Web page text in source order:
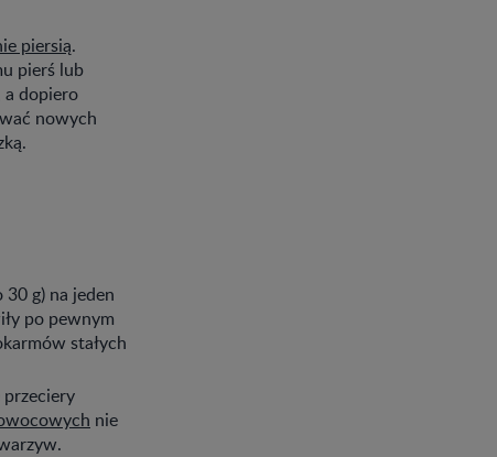
piersią.
pierś lub
a dopiero
nowych
g) na jeden
po pewnym
stałych
przeciery
nie